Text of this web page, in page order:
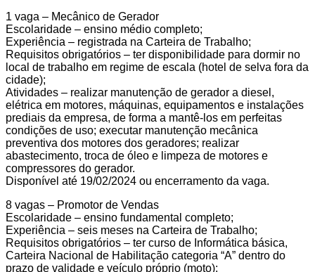
1 vaga – Mecânico de Gerador
Escolaridade – ensino médio completo;
Experiência – registrada na Carteira de Trabalho;
Requisitos obrigatórios – ter disponibilidade para dormir no
local de trabalho em regime de escala (hotel de selva fora da
cidade);
Atividades – realizar manutenção de gerador a diesel,
elétrica em motores, máquinas, equipamentos e instalações
prediais da empresa, de forma a mantê-los em perfeitas
condições de uso; executar manutenção mecânica
preventiva dos motores dos geradores; realizar
abastecimento, troca de óleo e limpeza de motores e
compressores do gerador.
Disponível até 19/02/2024 ou encerramento da vaga.
8 vagas – Promotor de Vendas
Escolaridade – ensino fundamental completo;
Experiência – seis meses na Carteira de Trabalho;
Requisitos obrigatórios – ter curso de Informática básica,
Carteira Nacional de Habilitação categoria “A” dentro do
prazo de validade e veículo próprio (moto);